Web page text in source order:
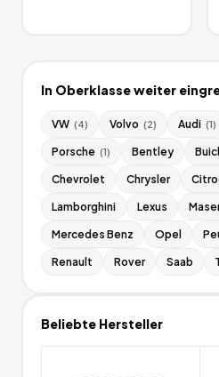
In Oberklasseweiter
VW (4) Volvo (2) Audi (1)
Porsche (1) Bentley
Chevrolet Chrysler
Lamborghini Lexus
Mercedes Benz Opel
Renault Rover Saab
Beliebte Hersteller